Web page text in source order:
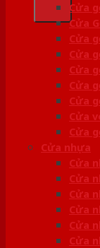
Cửa
Cửa
Cửa
Cửa
Cửa
Cửa
Cửa
Cửa
Cửa
Cửa nhựa
Cửa
Cửa
Cửa
Cửa
Cửa
Cửa